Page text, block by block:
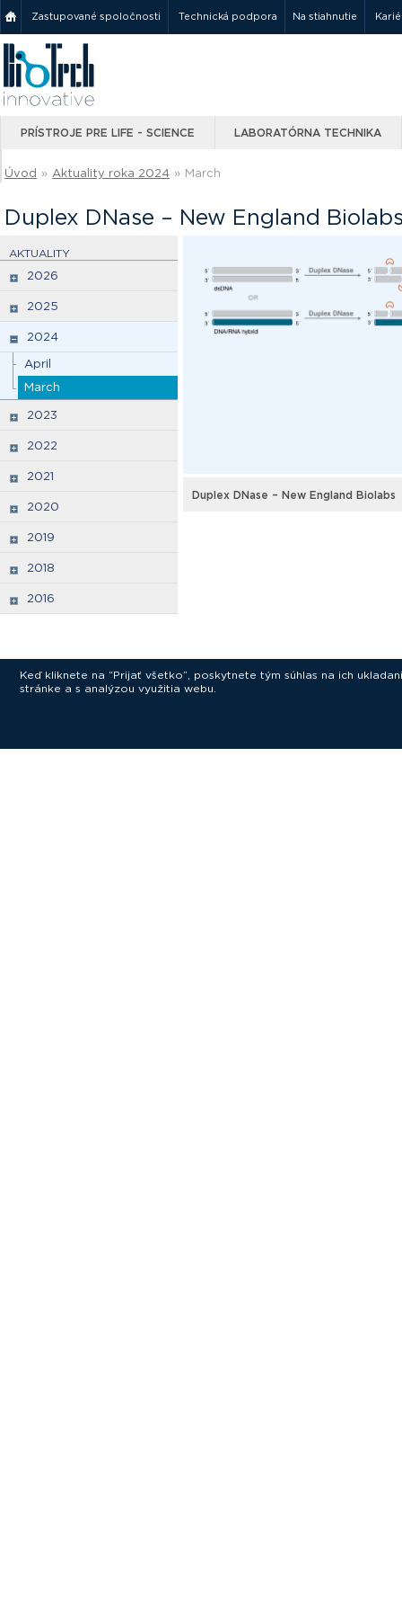
Zastupované spoločnosti Technická podpora Na stiahnutie
PRÍSTROJE PRE LIFE - SCIENCE LABORATÓRNA TECHNIKA
Úvod » Aktuality roka 2024 » March
Duplex DNase – New England
AKTUALITY
2026
2025
2024
April
March
2023
2022
2021
2020
2019
2018
2016
Duplex DNase – New England Biolabs
Keď kliknete na “Prijať všetko”, poskytnete tým súhlas na ich
stránke a s analýzou využitia webu.